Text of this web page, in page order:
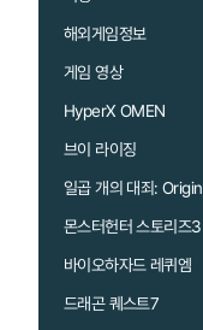
해외게임정보
게임 영상
HyperX OMEN
브이 라이징
일곱 개의 대죄: Origin
몬스터헌터 스토리즈3
바이오하자드 레퀴엠
드래곤 퀘스트7